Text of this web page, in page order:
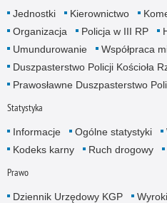
Jednostki Kierownictwo
Organizacja
Policja w III RP
Umundurowanie
Współpraca
Duszpasterstwo Policji Kościoła
Prawosławne Duszpasterstwo
Statystyka
Informacje Ogólne statystyki
Kodeks karny
Ruch drogowy
Prawo
Dziennik Urzędowy KGP